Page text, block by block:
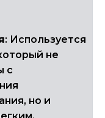
: Используется
не
с
но и